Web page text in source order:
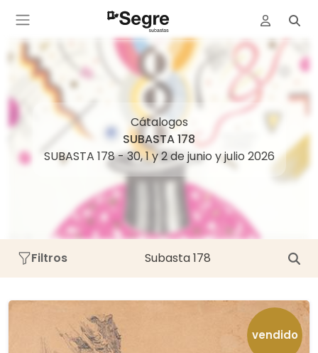
Cátalogos
SUBASTA 178
SUBASTA 178 - 30, 1 y 2 de junio y julio 2026
Filtros Subasta 178
vendido